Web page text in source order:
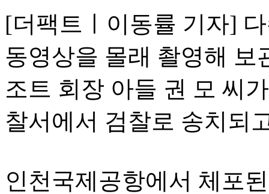
[더팩트ㅣ이동률 기자]
동영상을 몰래 촬영해 보
조트 회장 아들 권 모 씨
찰서에서 검찰로 송치되
인천국제공항에서 체포